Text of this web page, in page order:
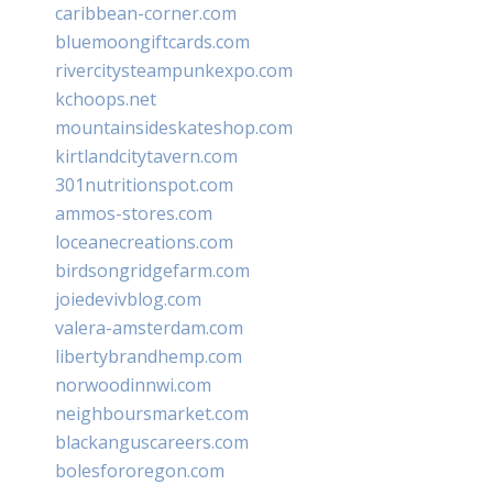
caribbean-corner.com
bluemoongiftcards.com
rivercitysteampunkexpo.com
kchoops.net
mountainsideskateshop.com
kirtlandcitytavern.com
301nutritionspot.com
ammos-stores.com
loceanecreations.com
birdsongridgefarm.com
joiedevivblog.com
valera-amsterdam.com
libertybrandhemp.com
norwoodinnwi.com
neighboursmarket.com
blackanguscareers.com
bolesfororegon.com